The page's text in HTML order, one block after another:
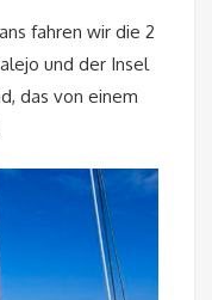
fahren wir die 2
und der Insel
das von einem